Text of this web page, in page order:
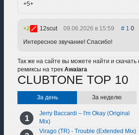
+5+
2 12scut 09.06.2026 в 15:59 1 0
Интересное звучание! Спасибо!
Так же на сайте вы можете найти и скачать
ремиксы на трекAwaiara
CLUBTONE TOP 10
За день За неделю
Jerry Baccardi – I'm Okay (Original
Mix)
Virago (TR) - Trouble (Extended Mix)